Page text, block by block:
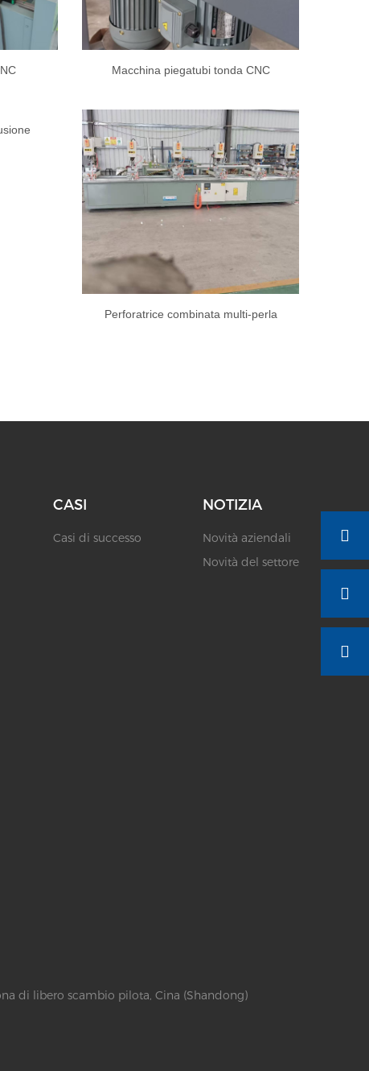
Macchina piegatubi tonda CNC
Perforatrice combinata multi-perla
CASI
Casi di successo
NOTIZIA
Novità aziendali
Novità del settore
di libero scambio pilota, Cina (Shandong)